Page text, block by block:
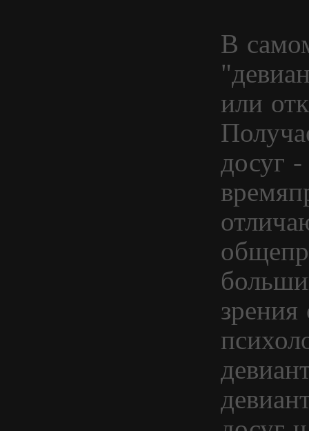
В
или
досуг -